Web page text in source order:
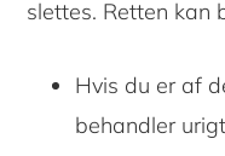
slettes. Retten kan
Hvis du er af
behandler